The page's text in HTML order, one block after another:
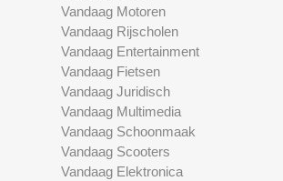
Vandaag Motoren
Vandaag Rijscholen
Vandaag Entertainment
Vandaag Fietsen
Vandaag Juridisch
Vandaag Multimedia
Vandaag Schoonmaak
Vandaag Scooters
Vandaag Elektronica